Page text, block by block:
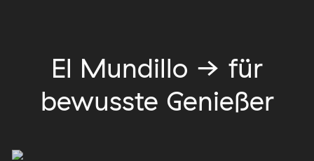
El Mundillo → für
bewusste Genießer